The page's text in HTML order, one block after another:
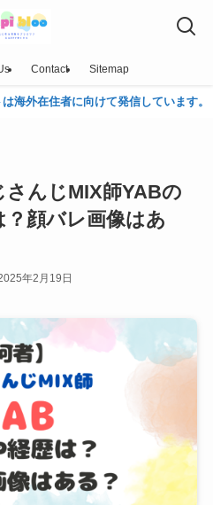
Contact Sitemap
向けて発信しています。
さんじMIX師YABの
？顔バレ画像はあ
年2月19日